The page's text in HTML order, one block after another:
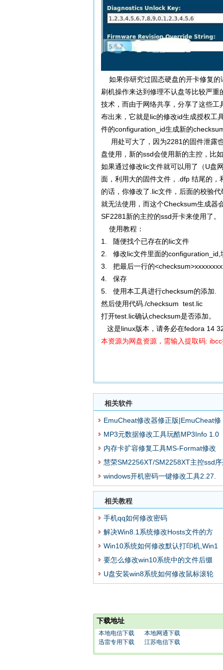
如果你研究过固态硬盘的开卡修复的
刷机操作来达到修理不认盘等比较严
技术，而由于网络共享，分享了这些
布出来，它就是lic的修改id生成授权工
件的configuration_id生成新的
用处可大了，因为2281的固件泄露
盘使用，新的ssd会使用新的主控，比
如果通过修改lic文件就可以用了（U盘
面，利用大的固件文件，.dfp 结尾的
的话，你修改了.lic文件，后面的校验
就无法使用，而这个Checksum生成器
SF2281新的主控的ssd开卡来使用了。
使用教程：
1. 随便找个已存在的lic文件
2. 修改lic文件里面的configuration_id,
3. 把最后一行的
4. 保存
5. 使用本工具进行checksum的添加.
然后使用代码./checksum test.lic
打开test.lic确认checksum是否添加。
这是linux版本，请务必在fedora 14
本资源为网盘资源，需输入提取码:
相关软件
EmuCheat修改器修正版|EmuCheat修
MP3元数据修改工具玩酷MP3Info 1.0
内存卡扩容修复工具MS-Format修改
慧荣SM2256XT/SM2258XT主控ssd
windows开机密码一键修改工具2.27.
相关教程
手机qq如何修改密码
解决Win8.1系统修改Hosts文件的方
Win10系统如何修改默认打印机,Win1
要怎么修改win10系统中的文件后缀
U盘安装win8系统如何修改鼠标滚轮
下载地址
本地电信下载
本地网通下载
迅雷专用下载
江苏电信下载